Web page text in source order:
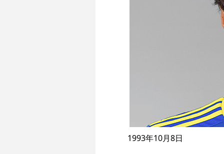
1993年10月8日